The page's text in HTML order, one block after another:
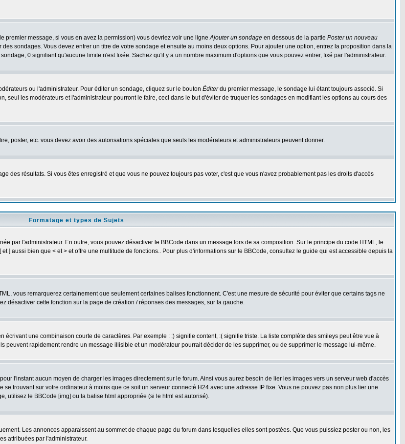
premier message, si vous en avez la permission) vous devriez voir une ligneAjouter un sondage en dessous de la partie Poster un nouveau
sondages. Vous devez entrer un titre de votre sondage et ensuite au moins deux options. Pour ajouter une option, entrez la proposition dans la
0 signifiant qu'aucune limite n'est fixée. Sachez qu'il y a un nombre maximum d'options que vous pouvez entrer, fixé par l'administrateur.
ou l'administrateur. Pour éditer un sondage, cliquez sur le bouton Éditerdu premier message, le sondage lui étant toujours associé. Si
seul les modérateurs et l'administrateur pourront le faire, ceci dans le but d'éviter de truquer les sondages en modifiant les options au cours des
poster, etc. vous devez avoir des autorisations spéciales que seuls les modérateurs et administrateurs peuvent donner.
des résultats. Si vous êtes enregistré et que vous ne pouvez toujours pas voter, c'est que vous n'avez probablement pas les droits d'accès
Formatage et types de Sujets
par l'administrateur. En outre, vous pouvez désactiver le BBCode dans un message lors de sa composition. Sur le principe du code HTML, le
] aussi bien que < et > et offre une multitude de fonctions.. Pour plus d'informations sur le BBCode, consultez le guide qui est accessible depuis la
vous remarquerez certainement que seulement certaines balises fonctionnent. C'est une mesure de sécurité pour éviter que certains tags ne
désactiver cette fonction sur la page de création / réponses des messages, sur la gauche.
une combinaison courte de caractères. Par exemple : :) signifie content, :( signifie triste. La liste complète des smileys peut être vue à
peuvent rapidement rendre un message illisible et un modérateur pourrait décider de les supprimer, ou de supprimer le message lui-même.
l'instant aucun moyen de charger les images directement sur le forum. Ainsi vous aurez besoin de lier les images vers un serveur web d'accès
trouvant sur votre ordinateur à moins que ce soit un serveur connecté H24 avec une adresse IP fixe. Vous ne pouvez pas non plus lier une
utilisez le BBCode [img] ou la balise html appropriée (si le html est autorisé).
Les annonces apparaissent au sommet de chaque page du forum dans lesquelles elles sont postées. Que vous puissiez poster ou non, les
attribuées par l'administrateur.